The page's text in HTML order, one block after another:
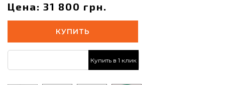
Цена: 31 800 грн.
КУПИТЬ
Купить в 1 клик